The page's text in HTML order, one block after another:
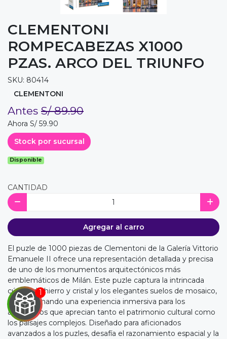
CLEMENTONI
ROMPECABEZAS X1000
PZAS. ARCO DEL TRIUNFO
SKU: 80414
CLEMENTONI
Antes S/ 89.90
Ahora S/ 59.90
Stock por sucursal
Disponible
CANTIDAD
Agregar al carro
El puzle de 1000 piezas de Clementoni de la Galería Vittorio
Emanuele II ofrece una representación detallada y precisa
de uno de los monumentos arquitectónicos más
emblemáticos de Milán. Este puzle captura la intrincada
cúpula de hierro y cristal y los elegantes suelos de mosaico,
proporcionando una experiencia inmersiva para los
aficionados que aprecian tanto el patrimonio cultural como
los paisajes complejos. Diseñado para aficionados
avanzados a los puzles, desafía el razonamiento espacial y la